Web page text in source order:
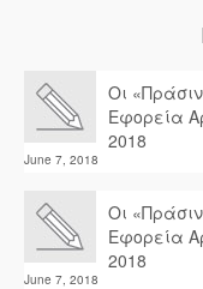
Οι
Εφορεία
2018
June 7, 2018
Οι
Εφορεία
2018
June 7, 2018